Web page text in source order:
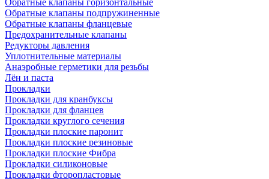
Обратные клапаны подпружиненные
Обратные клапаны фланцевые
Предохранительные клапаны
Редукторы давления
Уплотнительные материалы
Анаэробные герметики для резьбы
Лён и паста
Прокладки
Прокладки для кранбуксы
Прокладки для фланцев
Прокладки круглого сечения
Прокладки плоские паронит
Прокладки плоские резиновые
Прокладки плоские Фибра
Прокладки силиконовые
Прокладки фторопластовые